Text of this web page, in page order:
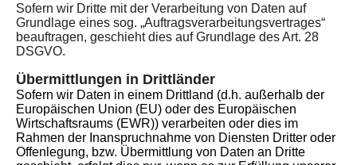
Sofern wir Dritte mit der Verarbeitung von Daten auf
Grundlage eines sog. „Auftragsverarbeitungsvertrages“
beauftragen, geschieht dies auf Grundlage des Art. 28
DSGVO.
Übermittlungen in Drittländer
Sofern wir Daten in einem Drittland (d.h. außerhalb der
Europäischen Union (EU) oder des Europäischen
Wirtschaftsraums (EWR)) verarbeiten oder dies im
Rahmen der Inanspruchnahme von Diensten Dritter oder
Offenlegung, bzw. Übermittlung von Daten an Dritte